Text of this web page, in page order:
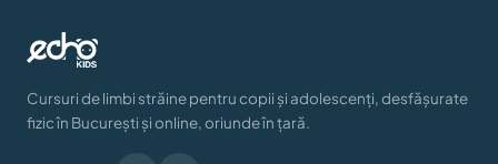
Cursuri de limbi străine pentru copii și adolescenți, desfășurate
fizic în București și online, oriunde în țară.